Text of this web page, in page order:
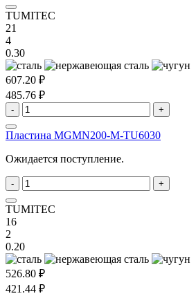
TUMITEC
21
4
0.30
607.20 ₽
485.76 ₽
- +
Пластина MGMN200-M-TU6030
Ожидается поступление.
- +
TUMITEC
16
2
0.20
526.80 ₽
421.44 ₽